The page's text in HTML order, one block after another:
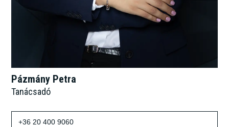
Pázmány Petra
Tanácsadó
+36 20 400 9060